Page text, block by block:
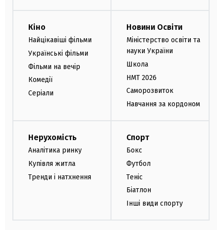
Кіно
Найцікавіші фільми
Українські фільми
Фільми на вечір
Комедії
Серіали
Новини Освіти
Міністерство освіти та
науки України
Школа
НМТ 2026
Саморозвиток
Навчання за кордоном
Нерухомість
Аналітика ринку
Купівля житла
Тренди і натхнення
Спорт
Бокс
Футбол
Теніс
Біатлон
Інші види спорту